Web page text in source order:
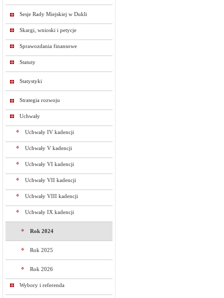
Sesje Rady Miejskiej w Dukli
Skargi, wnioski i petycje
Sprawozdania finansowe
Statuty
Statystyki
Strategia rozwoju
Uchwały
Uchwały IV kadencji
Uchwały V kadencji
Uchwały VI kadencji
Uchwały VII kadencji
Uchwały VIII kadencji
Uchwały IX kadencji
Rok 2024
Rok 2025
Rok 2026
Wybory i referenda